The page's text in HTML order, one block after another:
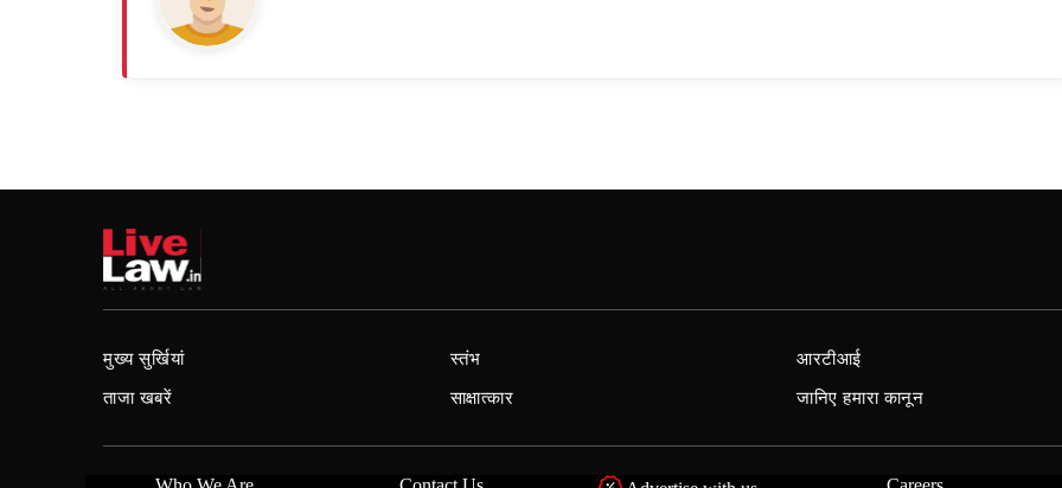
मुख्य सुर्खियां
ताजा खबरें
स्तंभ
साक्षात्कार
आरटीआई
जानिए हमारा कानून